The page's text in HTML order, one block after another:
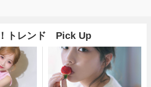
トレンド Pick Up